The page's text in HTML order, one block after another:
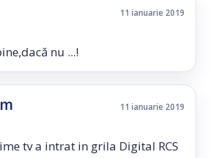
11 ianuarie 2019
nu ...!
11 ianuarie 2019
tv a intrat in grila Digital RCS